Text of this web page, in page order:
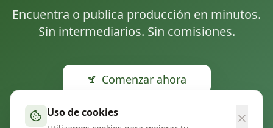
Encuentra o publica producción en minutos.
Sin intermediarios. Sin comisiones.
Comenzar ahora
Uso de cookies